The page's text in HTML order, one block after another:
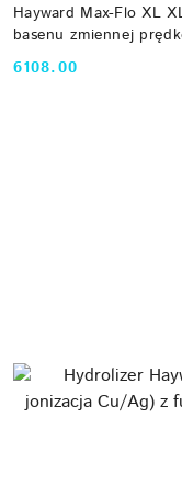
Hayward Max-Flo XL
basenu zmiennej
Cena:
6108.00